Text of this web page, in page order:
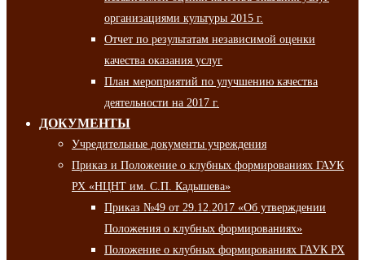
организациями культуры 2015 г.
Отчет по результатам независимой оценки
качества оказания услуг
План мероприятий по улучшению качества
деятельности на 2017 г.
ДОКУМЕНТЫ
Учредительные документы учреждения
Приказ и Положение о клубных формированиях ГАУК
РХ «НЦНТ им. С.П. Кадышева»
Приказ №49 от 29.12.2017 «Об утверждении
Положения о клубных формированиях»
Положение о клубных формированиях ГАУК РХ